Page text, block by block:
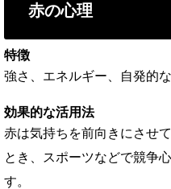
赤の心理
特徴
強さ、エネルギー、自発的
効果的な活用法
赤は気持ちを前向きにさせ
とき、スポーツなどで競争
す。